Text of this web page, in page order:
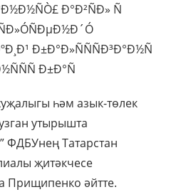
һәм азык-төлек
утырышта
ФДБУнең Татарстан
җитәкчесе
Прищипенко әйтте.